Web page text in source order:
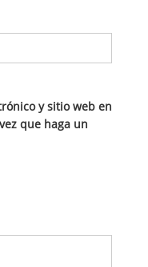
y sitio web en
que haga un